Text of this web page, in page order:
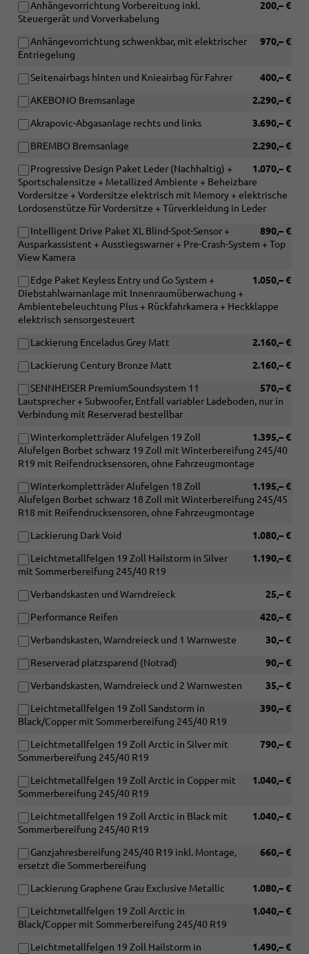
200,– €
Anhängevorrichtung Vorbereitung inkl.
Steuergerät und Vorverkabelung
970,– €
Anhängevorrichtung schwenkbar, mit elektrischer
Entriegelung
400,– €
Seitenairbags hinten und Knieairbag für Fahrer
2.290,– €
AKEBONO Bremsanlage
3.690,– €
Akrapovic-Abgasanlage rechts und links
2.290,– €
BREMBO Bremsanlage
1.070,– €
Progressive Design Paket Leder (Nachhaltig) +
Sportschalensitze + Metallized Ambiente + Beheizbare
Vordersitze + Vordersitze elektrisch mit Memory + elektrische
Lordosenstütze für Vordersitze + Türverkleidung in Leder
890,– €
Intelligent Drive Paket XL Blind-Spot-Sensor +
Ausparkassistent + Ausstiegswarner + Pre-Crash-System + Top
View Kamera
1.050,– €
Edge Paket Keyless Entry und Go System +
Diebstahlwarnanlage mit Innenraumüberwachung +
Ambientebeleuchtung Plus + Rückfahrkamera + Heckklappe
elektrisch sensorgesteuert
2.160,– €
Lackierung Enceladus Grey Matt
2.160,– €
Lackierung Century Bronze Matt
570,– €
SENNHEISER PremiumSoundsystem 11
Lautsprecher + Subwoofer, Entfall variabler Ladeboden, nur in
Verbindung mit Reserverad bestellbar
1.395,– €
Winterkompletträder Alufelgen 19 Zoll
Alufelgen Borbet schwarz 19 Zoll mit Winterbereifung 245/40
R19 mit Reifendrucksensoren, ohne Fahrzeugmontage
1.195,– €
Winterkompletträder Alufelgen 18 Zoll
Alufelgen Borbet schwarz 18 Zoll mit Winterbereifung 245/45
R18 mit Reifendrucksensoren, ohne Fahrzeugmontage
1.080,– €
Lackierung Dark Void
1.190,– €
Leichtmetallfelgen 19 Zoll Hailstorm in Silver
mit Sommerbereifung 245/40 R19
25,– €
Verbandskasten und Warndreieck
420,– €
Performance Reifen
30,– €
Verbandskasten, Warndreieck und 1 Warnweste
90,– €
Reserverad platzsparend (Notrad)
35,– €
Verbandskasten, Warndreieck und 2 Warnwesten
390,– €
Leichtmetallfelgen 19 Zoll Sandstorm in
Black/Copper mit Sommerbereifung 245/40 R19
790,– €
Leichtmetallfelgen 19 Zoll Arctic in Silver mit
Sommerbereifung 245/40 R19
1.040,– €
Leichtmetallfelgen 19 Zoll Arctic in Copper mit
Sommerbereifung 245/40 R19
1.040,– €
Leichtmetallfelgen 19 Zoll Arctic in Black mit
Sommerbereifung 245/40 R19
660,– €
Ganzjahresbereifung 245/40 R19 inkl. Montage,
ersetzt die Sommerbereifung
1.080,– €
Lackierung Graphene Grau Exclusive Metallic
1.040,– €
Leichtmetallfelgen 19 Zoll Arctic in
Black/Copper mit Sommerbereifung 245/40 R19
1.490,– €
Leichtmetallfelgen 19 Zoll Hailstorm in